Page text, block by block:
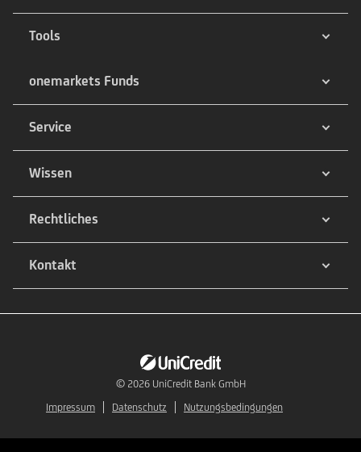
Tools
onemarkets Funds
Service
Wissen
Rechtliches
Kontakt
© 2026 UniCredit Bank GmbH
Impressum
Datenschutz Nutzungsbedingungen